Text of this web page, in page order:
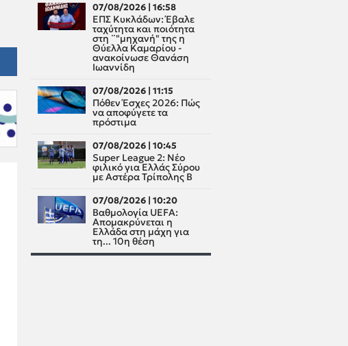
07/08/2026 | 16:58
ΕΠΣ Κυκλάδων: Έβαλε
ταχύτητα και ποιότητα
στη ¨"μηχανή" της η
Θύελλα Καμαρίου -
ανακοίνωσε Θανάση
Ιωαννίδη
07/08/2026 | 11:15
Πόθεν Έσχες 2026: Πώς
να αποφύγετε τα
πρόστιμα
07/08/2026 | 10:45
Super League 2: Νέο
φιλικό για Ελλάς Σύρου
με Αστέρα Τρίπολης Β
07/08/2026 | 10:20
Βαθμολογία UEFA:
Απομακρύνεται η
Ελλάδα στη μάχη για
τη... 10η θέση